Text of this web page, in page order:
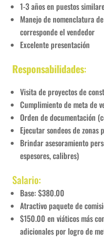
1-3 años en puestos
Manejo de nomenclatura
corresponde el vendedor
Excelente presentación
Responsabilidades:
Visita de proyectos de
Cumplimiento de meta de
Orden de documentación
Ejecutar sondeos de zonas
Brindar asesoramiento
espesores, calibres)
Salario:
Base: $380.00
Atractivo paquete de
$150.00 en viáticos más
adicionales por logro de